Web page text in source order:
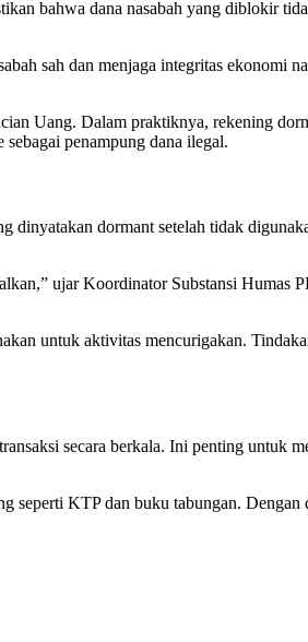
bahwa dana nasabah yang diblokir
sah dan menjaga integritas ekonomi
Uang. Dalam praktiknya, rekening
penampung dana ilegal.
dormant setelah tidak
ujar Koordinator Substansi Humas
untuk aktivitas mencurigakan.
secara berkala. Ini penting untuk
seperti KTP dan buku tabungan.